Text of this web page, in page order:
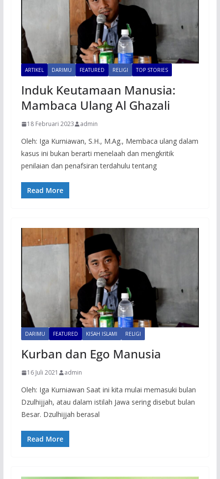
ARTIKEL DARIMU FEATURED RELIGI TOP STORIES
Induk Keutamaan Manusia:
Mambaca Ulang Al Ghazali
18 Februari 2023 admin
Oleh: Iga Kurniawan, S.H., M.Ag., Membaca ulang dalam
kasus ini bukan berarti menelaah dan mengkritik
penilaian dan penafsiran terdahulu tentang
Read More
DARIMU FEATURED KISAH ISLAMI RELIGI
Kurban dan Ego Manusia
16 Juli 2021 admin
Oleh: Iga Kurniawan Saat ini kita mulai memasuki bulan
Dzulhijjah, atau dalam istilah Jawa sering disebut bulan
Besar. Dzulhijjah berasal
Read More